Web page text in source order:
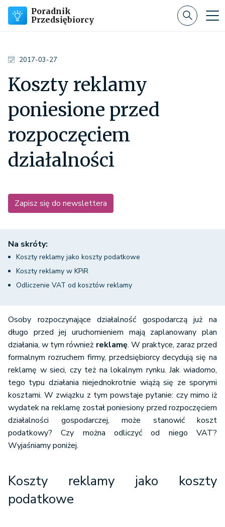
Poradnik
Przedsiębiorcy
2017-03-27
Koszty reklamy
poniesione przed
rozpoczęciem
działalności
Zapisz się do newslettera
Na skróty:
Koszty reklamy jako koszty podatkowe
Koszty reklamy w KPiR
Odliczenie VAT od kosztów reklamy
Osoby rozpoczynające działalność gospodarczą już na
długo przed jej uruchomieniem mają zaplanowany plan
działania, w tym również reklamę. W praktyce, zaraz przed
formalnym rozruchem firmy, przedsiębiorcy decydują się na
reklamę w sieci, czy też na lokalnym rynku. Jak wiadomo,
tego typu działania niejednokrotnie wiążą się ze sporymi
kosztami. W związku z tym powstaje pytanie: czy mimo iż
wydatek na reklamę został poniesiony przed rozpoczęciem
działalności gospodarczej, może stanowić koszt
podatkowy? Czy można odliczyć od niego VAT?
Wyjaśniamy poniżej.
Koszty reklamy jako koszty
podatkowe